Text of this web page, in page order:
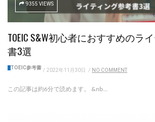
9355 VIEWS
TOEIC S&W初心者におすすめのラ
書3選
TOEIC参考書 / 2022年11月30日 / NO COMMENT
この記事は約6分で読めます。 &nb...